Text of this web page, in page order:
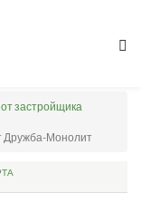
застройщика
Дружба-Монолит